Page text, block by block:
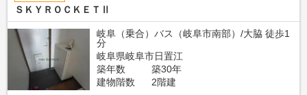
ＳＫＹＲＯＣＫＥＴⅡ
岐阜（乗合）バス（岐阜市南部）/大脇 徒歩1
分
岐阜県岐阜市日置江
築年数
築30年
建物階数
2階建